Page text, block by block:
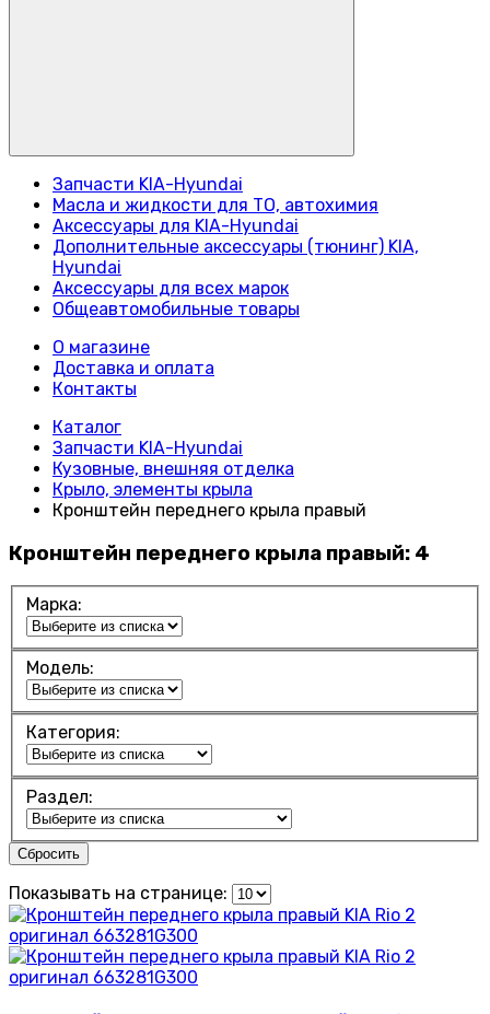
Запчасти KIA-Hyundai
Масла и жидкости для ТО, автохимия
Аксессуары для KIA-Hyundai
Дополнительные аксессуары (тюнинг) KIA,
Hyundai
Аксессуары для всех марок
Общеавтомобильные товары
О магазине
Доставка и оплата
Контакты
Каталог
Запчасти KIA-Hyundai
Кузовные, внешняя отделка
Крыло, элементы крыла
Кронштейн переднего крыла правый
Кронштейн переднего крыла правый: 4
Марка:
Модель:
Категория:
Раздел:
Сбросить
Показывать на странице: